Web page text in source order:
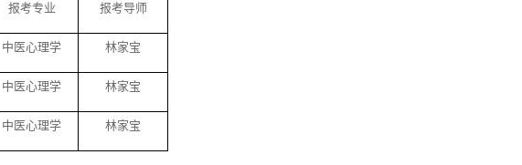
报考专业 报考导师
中医心理学 林家宝
中医心理学 林家宝
中医心理学 林家宝